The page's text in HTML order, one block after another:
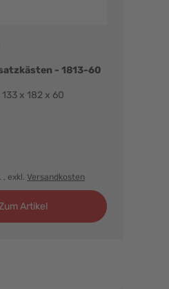
- 1813-60
x 182 x 60
, exkl. Versandkosten
Artikel